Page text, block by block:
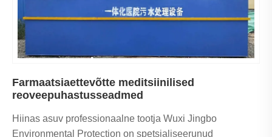
Farmaatsiaettevõtte meditsiinilised
reoveepuhastusseadmed
Hiinas asuv professionaalne tootja Wuxi Jingbo
Environmental Protection on spetsialiseerunud